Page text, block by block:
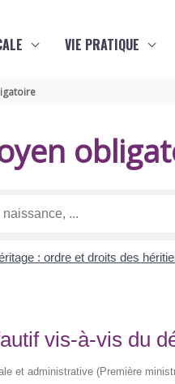
VIE PRATIQUE
: ordre et droits des
vis-à-vis du
et administrative (Première